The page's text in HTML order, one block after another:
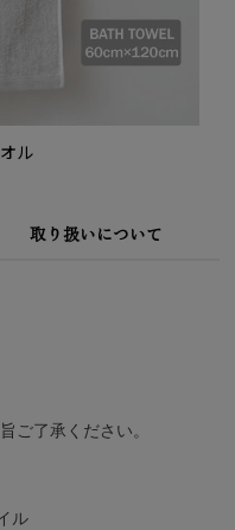
ル
取り扱いについて
ご了承ください。
ル